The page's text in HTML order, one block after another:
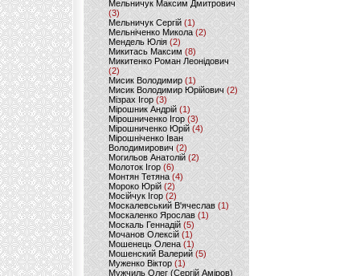
Мельничук Максим Дмитрович
(3)
Мельничук Сергій (1)
Мельніченко Микола (2)
Мендель Юлія (2)
Микитась Максим (8)
Микитенко Роман Леонідович
(2)
Мисик Володимир (1)
Мисик Володимир Юрійович(2)
Мізрах Ігор(3)
Мірошник Андрій(1)
Мірошниченко Ігор (3)
Мірошниченко Юрій(4)
Мірошніченко Іван
Володимирович (2)
Могильов Анатолій (2)
Молоток Ігор (6)
Монтян Тетяна (4)
Мороко Юрій(2)
Мосійчук Ігор (2)
Москалевський В'ячеслав (1)
Москаленко Ярослав (1)
Москаль Геннадій (5)
Мочанов Олексій(1)
Мошенець Олена(1)
Мошенский Валерий (5)
Муженко Віктор (1)
Мужчиль Олег (Сергій Аміров)